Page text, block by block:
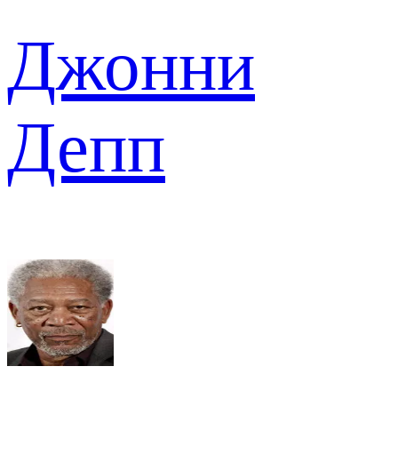
Джонни
Депп